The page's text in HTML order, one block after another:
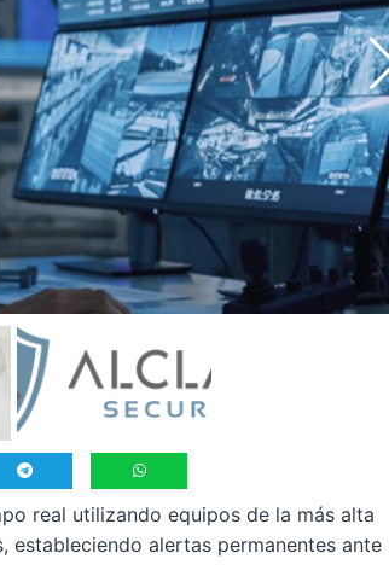
real utilizando equipos de la más alta
alertas permanentes ante